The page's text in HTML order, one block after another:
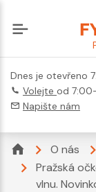
Dnes je otevřeno
Volejte od
Napište nám
O nás
Pražská
vlnu.